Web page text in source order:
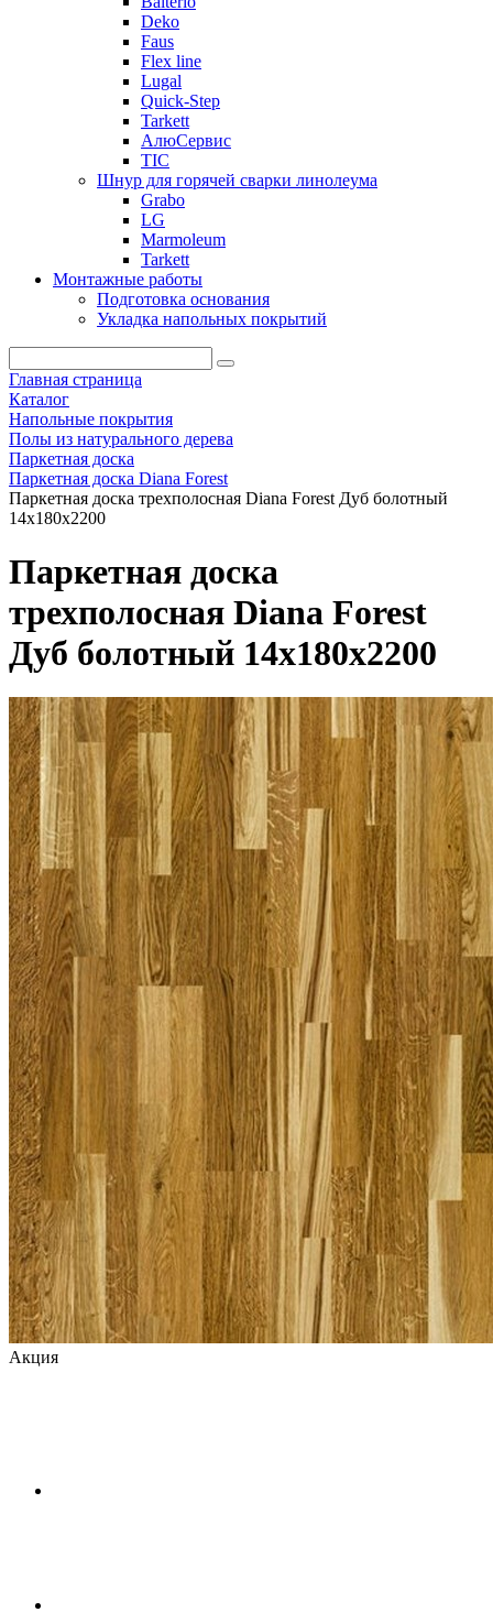
Deko
Faus
Flex line
Lugal
Quick-Step
Tarkett
АлюСервис
ТІС
Шнур для горячей сварки линолеума
Grabo
LG
Marmoleum
Tarkett
Монтажные работы
Подготовка основания
Укладка напольных покрытий
Главная страница
Каталог
Напольные покрытия
Полы из натурального дерева
Паркетная доска
Паркетная доска Diana Forest
Паркетная доска трехполосная Diana Forest Дуб болотный
14х180х2200
Паркетная доска
трехполосная Diana Forest
Дуб болотный 14х180х2200
Акция